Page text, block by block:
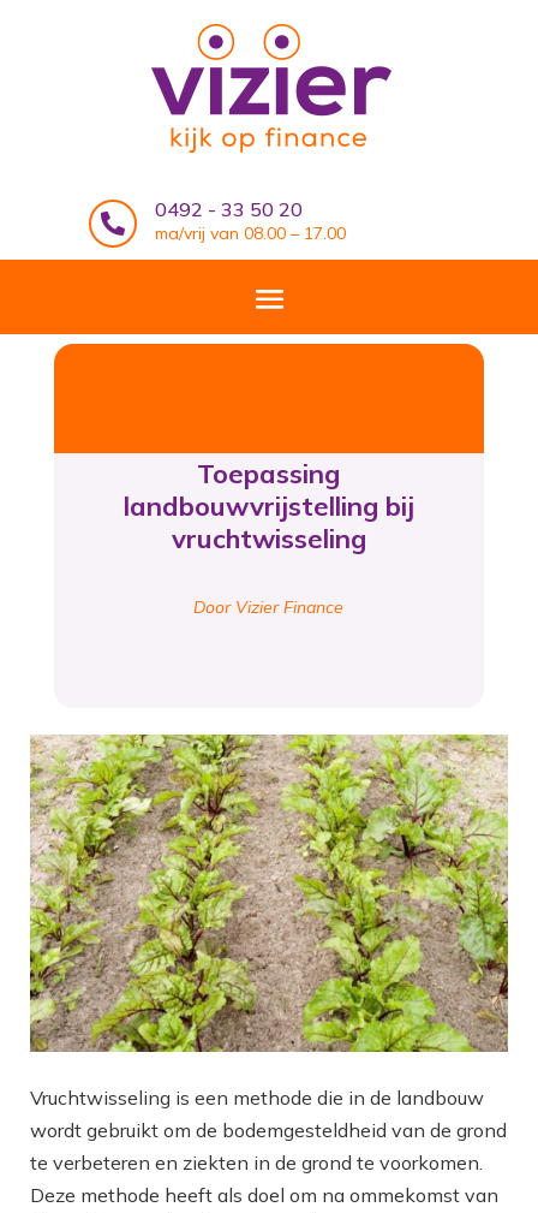

0492 - 33 50 20
ma/vrij van 08.00 – 17.00
Toepassing
landbouwvrijstelling bij
vruchtwisseling
Door Vizier Finance
Vruchtwisseling is een methode die in de landbouw
wordt gebruikt om de bodemgesteldheid van de grond
te verbeteren en ziekten in de grond te voorkomen.
Deze methode heeft als doel om na ommekomst van